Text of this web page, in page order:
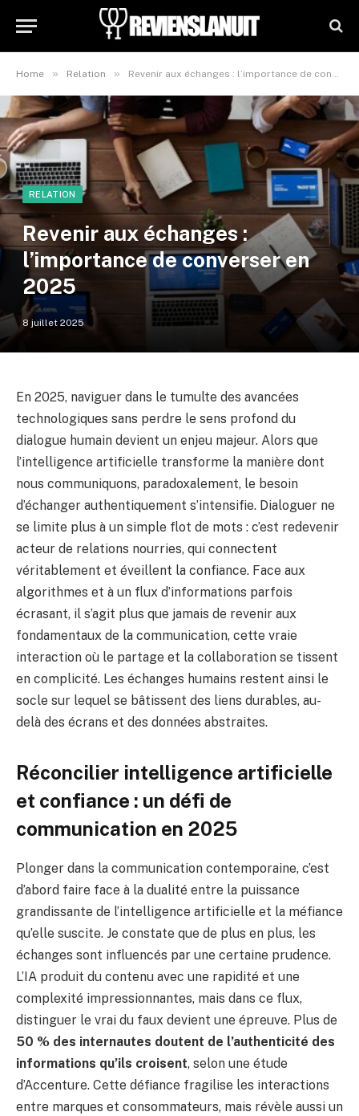
Home » Relation » Revenir aux échanges : l’importance de converser en 2025
RELATION
Revenir aux échanges :
l’importance de converser en
2025
8 juillet 2025
En 2025, naviguer dans le tumulte des avancées
technologiques sans perdre le sens profond du
dialogue humain devient un enjeu majeur. Alors que
l’intelligence artificielle transforme la manière dont
nous communiquons, paradoxalement, le besoin
d’échanger authentiquement s’intensifie. Dialoguer ne
se limite plus à un simple flot de mots : c’est redevenir
acteur de relations nourries, qui connectent
véritablement et éveillent la confiance. Face aux
algorithmes et à un flux d’informations parfois
écrasant, il s’agit plus que jamais de revenir aux
fondamentaux de la communication, cette vraie
interaction où le partage et la collaboration se tissent
en complicité. Les échanges humains restent ainsi le
socle sur lequel se bâtissent des liens durables, au-
delà des écrans et des données abstraites.
Réconcilier intelligence artificielle
et confiance : un défi de
communication en 2025
Plonger dans la communication contemporaine, c’est
d’abord faire face à la dualité entre la puissance
grandissante de l’intelligence artificielle et la méfiance
qu’elle suscite. Je constate que de plus en plus, les
échanges sont influencés par une certaine prudence.
L’IA produit du contenu avec une rapidité et une
complexité impressionnantes, mais dans ce flux,
distinguer le vrai du faux devient une épreuve. Plus de
50 % des internautes doutent de l’authenticité des
informations qu’ils croisent, selon une étude
d’Accenture. Cette défiance fragilise les interactions
entre marques et consommateurs, mais révèle aussi un